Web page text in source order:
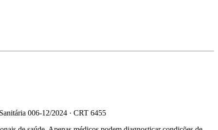
006-12/2024 · CRT 6455